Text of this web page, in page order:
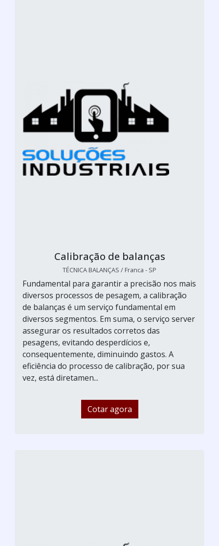
Calibração de balanças
TÉCNICA BALANÇAS / Franca - SP
Fundamental para garantir a precisão nos mais
diversos processos de pesagem, a calibração
de balanças é um serviço fundamental em
diversos segmentos. Em suma, o serviço server
assegurar os resultados corretos das
pesagens, evitando desperdícios e,
consequentemente, diminuindo gastos. A
eficiência do processo de calibração, por sua
vez, está diretamen...
Cotar agora